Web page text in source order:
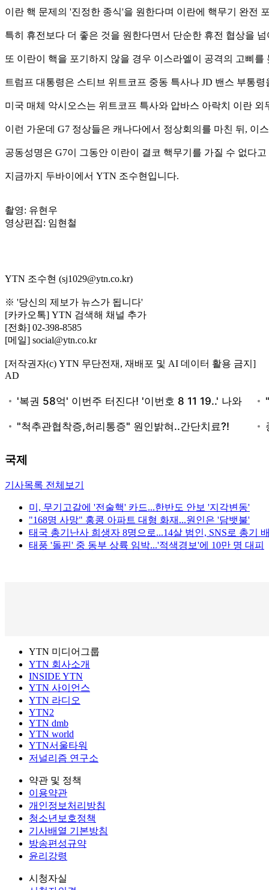
이란 핵 문제의 '진정한 종식'을 원한다며 이란에 핵무기 완전
특히 휴전보다 더 좋은 것을 원한다면서 단순한 휴전 협상을
또 이란이 핵을 포기하지 않을 경우 이스라엘이 공격의 고삐
트럼프 대통령은 스티브 위트코프 중동 특사나 JD 밴스 부통
미국 매체 악시오스는 위트코프 특사와 압바스 아락치 이란
이런 가운데 G7 정상들은 캐나다에서 정상회의를 마친 뒤, 이
공동성명은 G7이 그동안 이란이 결코 핵무기를 가질 수 없다
지금까지 두바이에서 YTN 조수현입니다.
촬영: 유현우
영상편집: 임현철
YTN 조수현 (sj1029@ytn.co.kr)
※ '당신의 제보가 뉴스가 됩니다'
[카카오톡] YTN 검색해 채널 추가
[전화] 02-398-8585
[메일] social@ytn.co.kr
[저작권자(c) YTN 무단전재, 재배포 및 AI 데이터 활용 금지]
AD
국제
기사목록 전체보기
미, 무기고갈에 '전술핵' 카드...한반도 안보 '지각변동'
"168명 사망" 홍콩 아파트 대형 화재...원인은 '담뱃불'
태국 총기난사 희생자 8명으로...14살 범인, SNS로 총기
태풍 '돌핀' 중 동부 상륙 임박...'적색경보'에 10만 명 대피
YTN 미디어그룹
YTN 회사소개
INSIDE YTN
YTN 사이언스
YTN 라디오
YTN2
YTN dmb
YTN world
YTN서울타워
저널리즘 연구소
약관 및 정책
이용약관
개인정보처리방침
청소년보호정책
기사배열 기본방침
방송편성규약
윤리강령
시청자실